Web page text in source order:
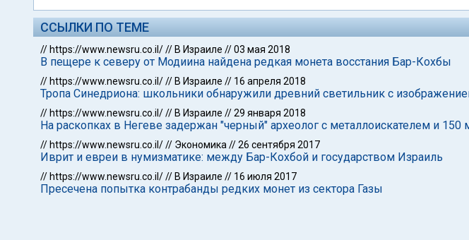
ССЫЛКИ ПО ТЕМЕ
// https://www.newsru.co.il/// В Израиле //03 мая 2018
В пещере к северу от Модиина найдена редкая монета восстания Бар-Кохбы
// https://www.newsru.co.il/// В Израиле // 16 апреля 2018
Тропа Синедриона: школьники обнаружили древний светильник с
// https://www.newsru.co.il/// В Израиле //29 января 2018
На раскопках в Негеве задержан "черный" археолог с металлоискателем и 150
// https://www.newsru.co.il/// Экономика //26 сентября 2017
Иврит и евреи в нумизматике: между Бар-Кохбой и государством Израиль
// https://www.newsru.co.il/// В Израиле // 16 июля 2017
Пресечена попытка контрабанды редких монет из сектора Газы